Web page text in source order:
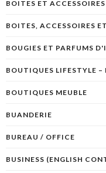
BOITES ET
BOITES, ACCESSOIRES
BOUGIES ET PARFUMS
BOUTIQUES LIFESTYLE
BOUTIQUES MEUBLE
BUANDERIE
BUREAU / OFFICE
BUSINESS (ENGLISH